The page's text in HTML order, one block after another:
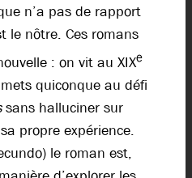
n’a pas de rapport
le nôtre. Ces romans
: on vit au XIXe
quiconque au défi
sans halluciner sur
propre expérience.
le roman est,